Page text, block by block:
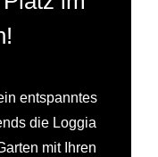
entspanntes
die Loggia
mit Ihren